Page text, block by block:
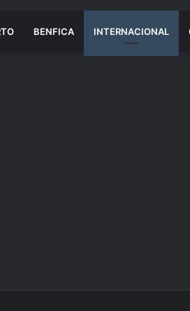
BENFICA INTERNACIONAL